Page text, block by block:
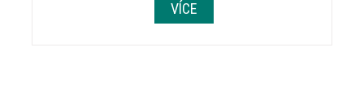
VÍCE